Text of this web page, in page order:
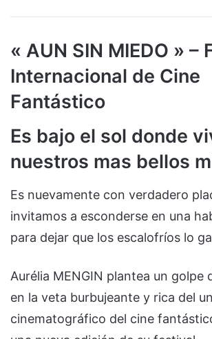
« AUN SIN MIEDO » –
Internacional de Cine
Fantástico
Es bajo el sol donde
nuestros mas bellos
Es nuevamente con verdadero
invitamos a esconderse en una
para dejar que los escalofríos lo
Aurélia MENGIN plantea un golpe
en la veta burbujeante y rica del
cinematográfico del cine